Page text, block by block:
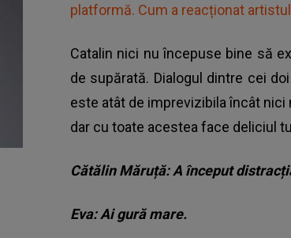
platformă. Cum a reacționat
Catalin nici nu începuse bine să
de supărată. Dialogul dintre cei
este atât de imprevizibila încât
dar cu toate acestea face deliciul
Cătălin Măruță: A început
Eva: Ai gură mare.